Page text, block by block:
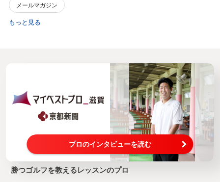
メールマガジン
もっと見る
プロのインタビューを読む
勝つゴルフを教えるレッスンのプロ